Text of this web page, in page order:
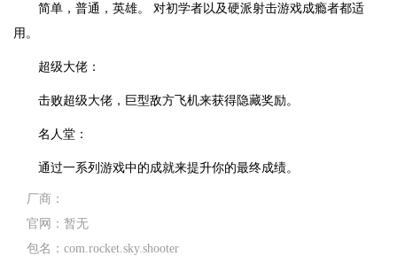
简单，普通，英雄。 对初学者以及硬派射击游戏成瘾者都适
用。
超级大佬：
击败超级大佬，巨型敌方飞机来获得隐藏奖励。
名人堂：
通过一系列游戏中的成就来提升你的最终成绩。
厂商：
官网： 暂无
包名： com.rocket.sky.shooter